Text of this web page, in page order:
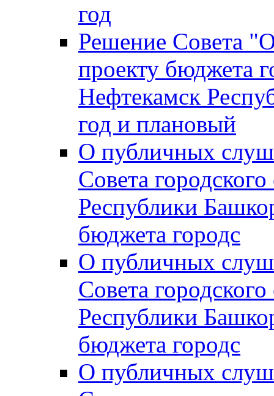
год
Решение Совета
проекту бюджета
Нефтекамск
год и плановый
О публичных
Совета
Республики
бюджета городс
О публичных
Совета
Республики
бюджета городс
О публичных